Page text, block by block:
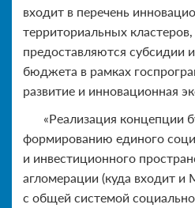
входит в перечень
территориальных
предоставляются субсидии
бюджета в рамках
развитие и инновационная
«Реализация концепции
формированию единого
и инвестиционного
агломерации (куда входит и
с общей системой